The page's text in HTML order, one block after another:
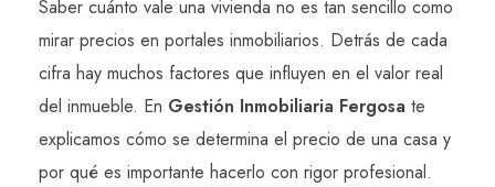
Saber cuánto vale una vivienda no es tan sencillo como
mirar precios en portales inmobiliarios. Detrás de cada
cifra hay muchos factores que influyen en el valor real
del inmueble. En Gestión Inmobiliaria Fergosa te
explicamos cómo se determina el precio de una casa y
por qué es importante hacerlo con rigor profesional.